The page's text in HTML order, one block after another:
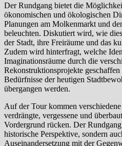
Der Rundgang bietet die
ökonomischen und ökologischen
Planungen am Molkenmarkt und
beleuchten. Diskutiert wird, wie
der Stadt, ihre Freiräume und das
Zudem wird hinterfragt, welche
Imaginationsräume durch die
Rekonstruktionsprojekte
Bedürfnisse der heutigen
übergangen werden.
Auf der Tour kommen
verdrängte, vergessene und
Vordergrund rücken. Der
historische Perspektive, sondern
Auseinandersetzung mit der